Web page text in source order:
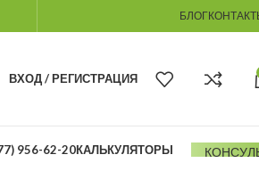
БЛОГ
ВХОД / РЕГИСТРАЦИЯ
956-62-20КАЛЬКУЛЯТОРЫ